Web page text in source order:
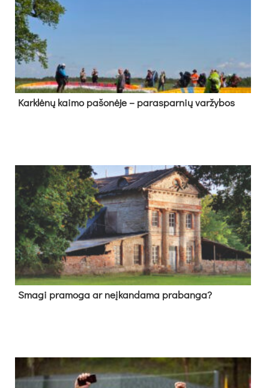
Kark­lė­nų kai­mo pa­šo­nė­je – pa­ras­par­nių var­žy­bos
Sma­gi pra­mo­ga ar neį­kan­da­ma pra­ban­ga?